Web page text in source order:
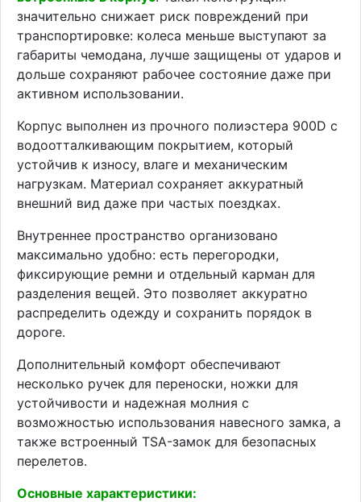
значительно снижает риск повреждений при
транспортировке: колеса меньше выступают за
габариты чемодана, лучше защищены от ударов и
дольше сохраняют рабочее состояние даже при
активном использовании.
Корпус выполнен из прочного полиэстера 900D с
водоотталкивающим покрытием, который
устойчив к износу, влаге и механическим
нагрузкам. Материал сохраняет аккуратный
внешний вид даже при частых поездках.
Внутреннее пространство организовано
максимально удобно: есть перегородки,
фиксирующие ремни и отдельный карман для
разделения вещей. Это позволяет аккуратно
распределить одежду и сохранить порядок в
дороге.
Дополнительный комфорт обеспечивают
несколько ручек для переноски, ножки для
устойчивости и надежная молния с
возможностью использования навесного замка, а
также встроенный TSA-замок для безопасных
перелетов.
Основные характеристики: